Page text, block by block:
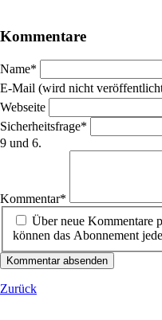
Kommentare
Pflichtfeld
Name*
Pflichtfeld
E-Mail (wird nicht
Webseite
Pflichtfeld
Sicherheitsfrage*
9 und 6.
Kommentar*
Über neue Kommentare
können das Abonnement
Kommentar absenden
Zurück